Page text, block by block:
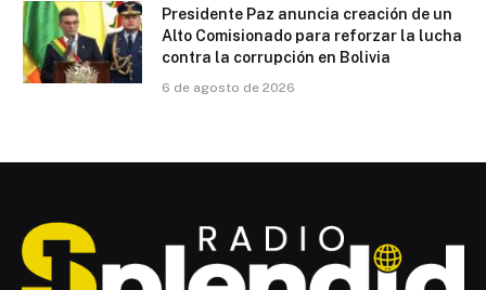
Presidente Paz anuncia creación de un
Alto Comisionado para reforzar la lucha
contra la corrupción en Bolivia
6 de agosto de 2026